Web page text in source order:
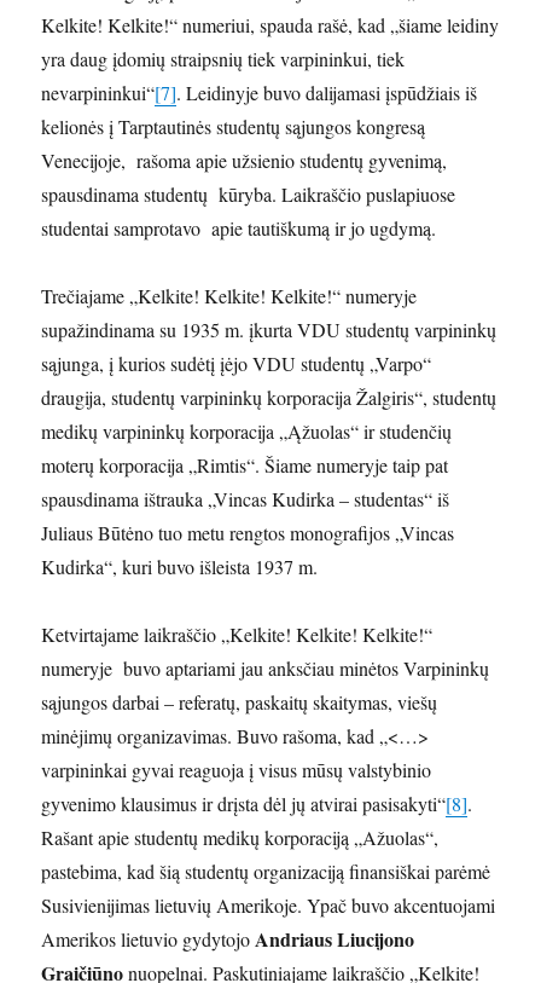
Kelkite! Kelkite!“ numeriui, spauda rašė, kad „šiame leidiny
yra daug įdomių straipsnių tiek varpininkui, tiek
nevarpininkui“[7]. Leidinyje buvo dalijamasi įspūdžiais iš
kelionės į Tarptautinės studentų sąjungos kongresą
Venecijoje, rašoma apie užsienio studentų gyvenimą,
spausdinama studentų kūryba. Laikraščio puslapiuose
studentai samprotavo apie tautiškumą ir jo ugdymą.
Trečiajame „Kelkite! Kelkite! Kelkite!“ numeryje
supažindinama su 1935 m. įkurta VDU studentų varpininkų
sąjunga, į kurios sudėtį įėjo VDU studentų „Varpo“
draugija, studentų varpininkų korporacija Žalgiris“, studentų
medikų varpininkų korporacija „Ąžuolas“ ir studenčių
moterų korporacija „Rimtis“. Šiame numeryje taip pat
spausdinama ištrauka „Vincas Kudirka – studentas“ iš
Juliaus Būtėno tuo metu rengtos monografijos „Vincas
Kudirka“, kuri buvo išleista 1937 m.
Ketvirtajame laikraščio „Kelkite! Kelkite! Kelkite!“
numeryje buvo aptariami jau anksčiau minėtos Varpininkų
sąjungos darbai – referatų, paskaitų skaitymas, viešų
minėjimų organizavimas. Buvo rašoma, kad „<…>
varpininkai gyvai reaguoja į visus mūsų valstybinio
gyvenimo klausimus ir drįsta dėl jų atvirai pasisakyti“[8].
Rašant apie studentų medikų korporaciją „Ažuolas“,
pastebima, kad šią studentų organizaciją finansiškai parėmė
Susivienijimas lietuvių Amerikoje. Ypač buvo akcentuojami
Amerikos lietuvio gydytojo Andriaus Liucijono
Graičiūnonuopelnai. Paskutiniajame laikraščio „Kelkite!